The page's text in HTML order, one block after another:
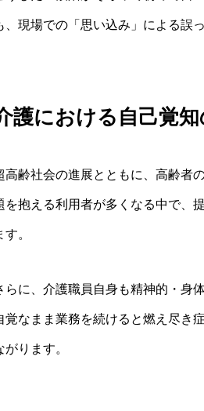
、現場での「思い込み」による誤
護における自己覚
高齢社会の進展とともに、高齢者
を抱える利用者が多くなる中で、
す。
らに、介護職員自身も精神的・身
覚なまま業務を続けると燃え尽き
がります。